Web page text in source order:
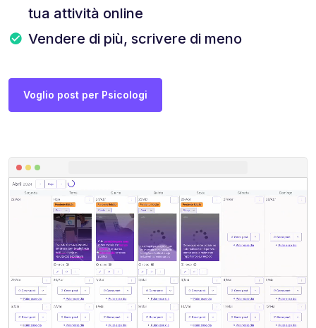
tua attività online
Vendere di più, scrivere di meno
Voglio post per Psicologi